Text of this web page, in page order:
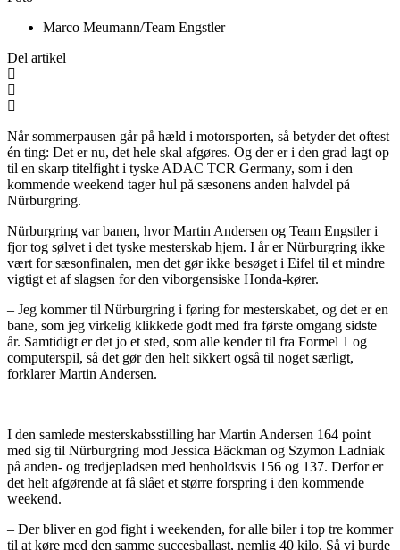
Marco Meumann/Team Engstler
Del artikel
Når sommerpausen går på hæld i motorsporten, så betyder det oftest
én ting: Det er nu, det hele skal afgøres. Og der er i den grad lagt op
til en skarp titelfight i tyske ADAC TCR Germany, som i den
kommende weekend tager hul på sæsonens anden halvdel på
Nürburgring.
Nürburgring var banen, hvor Martin Andersen og Team Engstler i
fjor tog sølvet i det tyske mesterskab hjem. I år er Nürburgring ikke
vært for sæsonfinalen, men det gør ikke besøget i Eifel til et mindre
vigtigt et af slagsen for den viborgensiske Honda-kører.
– Jeg kommer til Nürburgring i føring for mesterskabet, og det er en
bane, som jeg virkelig klikkede godt med fra første omgang sidste
år. Samtidigt er det jo et sted, som alle kender til fra Formel 1 og
computerspil, så det gør den helt sikkert også til noget særligt,
forklarer Martin Andersen.
I den samlede mesterskabsstilling har Martin Andersen 164 point
med sig til Nürburgring mod Jessica Bäckman og Szymon Ladniak
på anden- og tredjepladsen med henholdsvis 156 og 137. Derfor er
det helt afgørende at få slået et større forspring i den kommende
weekend.
– Der bliver en god fight i weekenden, for alle biler i top tre kommer
til at køre med den samme succesballast, nemlig 40 kilo. Så vi burde